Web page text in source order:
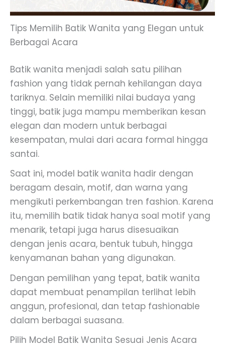
Tips Memilih Batik Wanita yang Elegan untuk
Berbagai Acara
Batik wanita menjadi salah satu pilihan
fashion yang tidak pernah kehilangan daya
tariknya. Selain memiliki nilai budaya yang
tinggi, batik juga mampu memberikan kesan
elegan dan modern untuk berbagai
kesempatan, mulai dari acara formal hingga
santai.
Saat ini, model batik wanita hadir dengan
beragam desain, motif, dan warna yang
mengikuti perkembangan tren fashion. Karena
itu, memilih batik tidak hanya soal motif yang
menarik, tetapi juga harus disesuaikan
dengan jenis acara, bentuk tubuh, hingga
kenyamanan bahan yang digunakan.
Dengan pemilihan yang tepat, batik wanita
dapat membuat penampilan terlihat lebih
anggun, profesional, dan tetap fashionable
dalam berbagai suasana.
Pilih Model Batik Wanita Sesuai Jenis Acara